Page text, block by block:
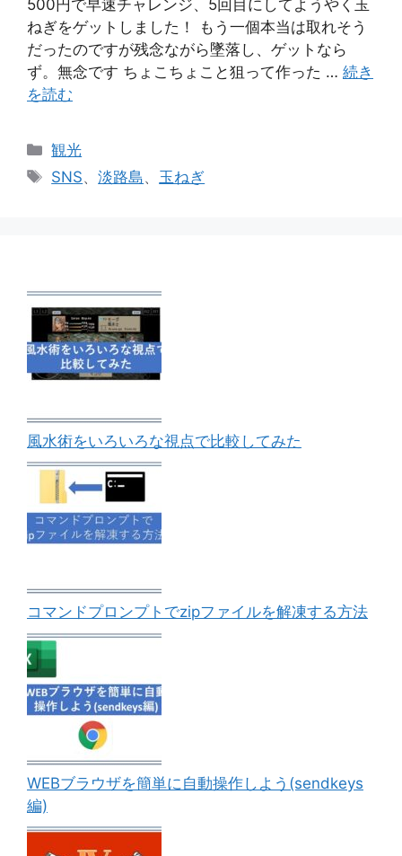
500円で早速チャレンジ、5回目にしてようやく玉
ねぎをゲットしました！ もう一個本当は取れそう
だったのですが残念ながら墜落し、ゲットなら
ず。無念です ちょこちょこと狙って作った … 続き
を読む
カ
テ
観光
タ
SNS、淡路島、 玉ねぎ
風水術をいろいろな視点で比較してみた
コマンドプロンプトでzipファイルを解凍する方法
WEBブラウザを簡単に自動操作しよう(sendkeys
編)